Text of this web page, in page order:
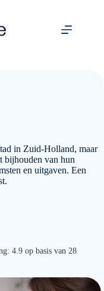
in Zuid-Holland, maar
bijhouden van hun
en uitgaven. Een
4.9 op basis van 28